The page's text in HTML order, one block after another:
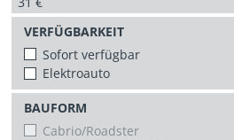
VERFÜGBARKEIT
Sofort verfügbar
Elektroauto
BAUFORM
Cabrio/Roadster